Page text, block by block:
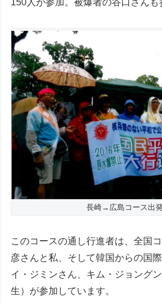
150人が参加。被爆者の谷口さんも
長崎→広島コース出
このコースの通し行進者は、全国
彦さんと私、そして韓国からの国
イ・ジミンさん、キム・ジョング
生）が参加しています。